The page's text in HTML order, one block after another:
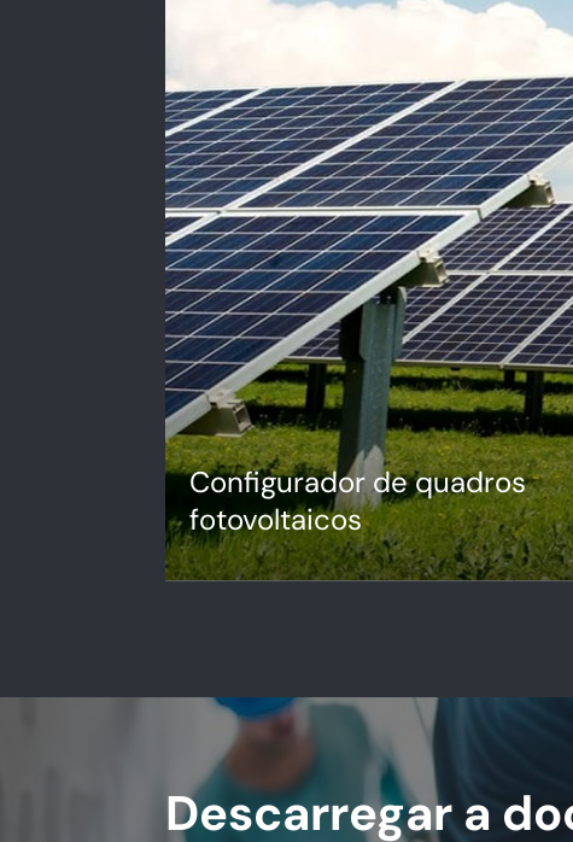
Configurador de quadros
fotovoltaicos
Com soluções que garantem um
Descarregar a